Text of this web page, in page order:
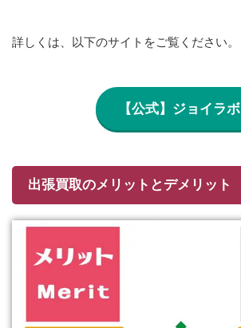
詳しくは、以下のサイトをご覧ください。
【公式】ジョイラボ
出張買取のメリットとデメリット